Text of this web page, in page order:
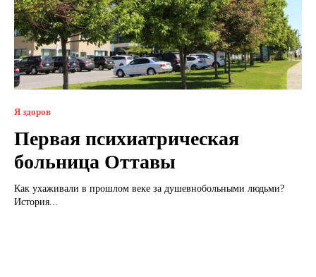
Я здоров
Первая психиатрическая
больница Оттавы
Как ухаживали в прошлом веке за душевнобольными людьми?
История...